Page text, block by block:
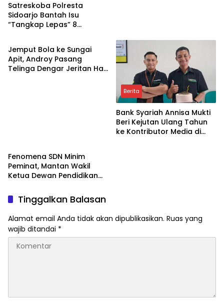
Satreskoba Polresta
Sidoarjo Bantah Isu
“Tangkap Lepas” 8
Informasi Tidak Benar
Berita
Jemput Bola ke Sungai
Apit, Androy Pasang
Telinga Dengar Jeritan Hati
Berita
Bank Syariah Annisa Mukti
Beri Kejutan Ulang Tahun
ke Kontributor Media di
Fenomena SDN Minim
Peminat, Mantan Wakil
Ketua Dewan Pendidikan
Pendidikan Lakukan
Evaluasi dan Merger
Tinggalkan Balasan
Alamat email Anda tidak akan dipublikasikan. Ruas yang
wajib ditandai *